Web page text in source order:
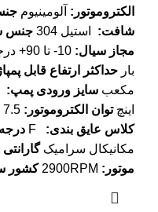
الکتروموتور : آلومینیوم
شافت: استیل 304 جنس
مجاز سیال:
بار حداکثر ارتفاع قابل
مکعب سایز ورودی پمپ:
اینچتوان الکتروموتور :
کلاس عایق بندی:
مکانیکال سرامیک
موتور : کشور